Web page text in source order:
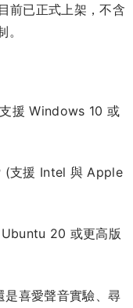
前已正式上架，不含
援 Windows 10 或
(支援 Intel 與 Apple
20 或更高版
是喜愛聲音實驗、尋